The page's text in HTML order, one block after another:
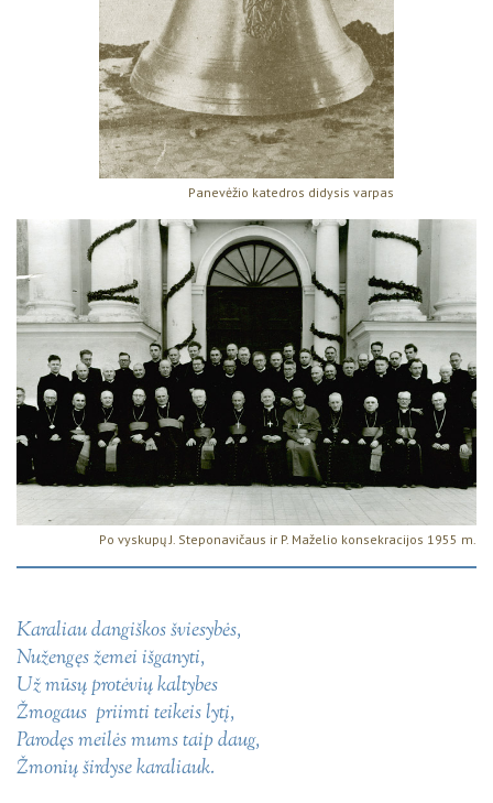
Panevėžio katedros didysis varpas
Po vyskupų J. Steponavičaus ir P. Maželio konsekracijos 1955 m.
Karaliau dangiškos šviesybės,
Nužengęs žemei išganyti,
Už mūsų protėvių kaltybes
Žmogaus priimti teikeis lytį,
Parodęs meilės mums taip daug,
Žmonių širdyse karaliauk.